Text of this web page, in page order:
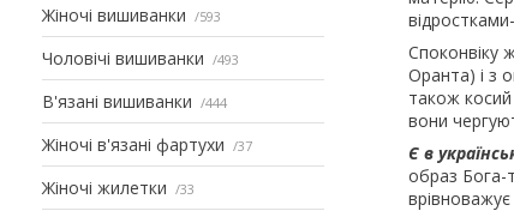
Жіночі вишиванки 593
Чоловічі вишиванки 493
В'язані вишиванки 444
Жіночі в'язані фартухи 37
Жіночі жилетки 33
Споконвіку
Оранта) і з
також косий
вони
Є в
образ Бога-